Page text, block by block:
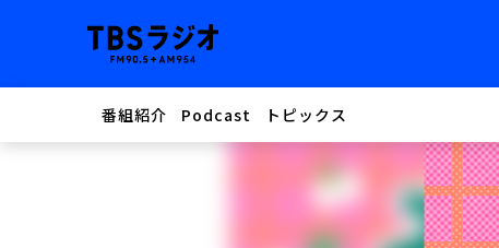
番組紹介 Podcast トピックス